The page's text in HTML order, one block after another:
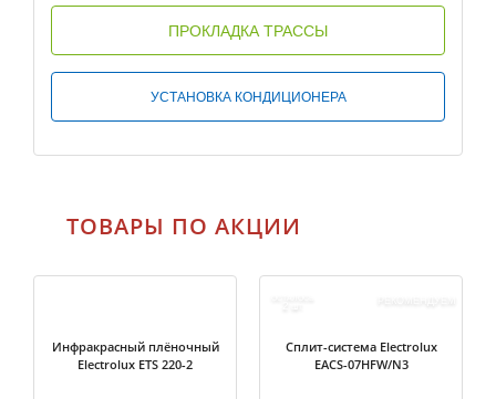
ПРОКЛАДКА ТРАССЫ
УСТАНОВКА КОНДИЦИОНЕРА
ТОВАРЫ ПО АКЦИИ
Инфракрасный плёночный
Electrolux ETS 220-2
Cплит-система Electrolux
EACS-07HFW/N3